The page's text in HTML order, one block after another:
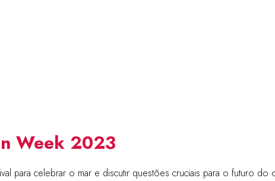
Week 2023
celebrar o mar e discutir questões cruciais para o futuro do